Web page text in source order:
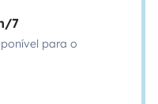
7
para o